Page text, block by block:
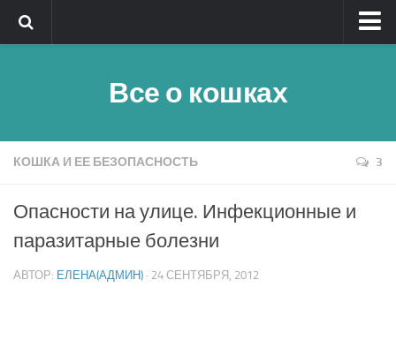
Обратная связь
Быстрый поиск
Полезное
Все о кошках
КОШКА И ЕЕ БЕЗОПАСНОСТЬ 3
Опасности на улице. Инфекционные и
паразитарные болезни
АВТОР: ЕЛЕНА(АДМИН) · 24 СЕНТЯБРЯ, 2012